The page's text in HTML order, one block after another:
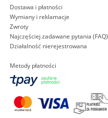
Dostawa i płatności
Wymiany i reklamacje
Zwroty
Najczęściej zadawane pytania (FAQ)
Działalność nierejestrowana
Metody płatności